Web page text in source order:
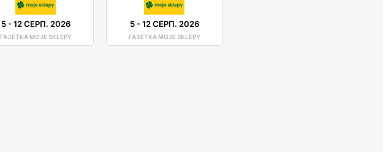
5-12 СЕРП. 2026
ГАЗЕТКА MOJE SKLEPY
5-12 СЕРП. 2026
ГАЗЕТКА MOJE SKLEPY